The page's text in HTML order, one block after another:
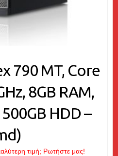
790 MT, Core
8GB RAM,
HDD –
τιμή; Ρωτήστε μας!